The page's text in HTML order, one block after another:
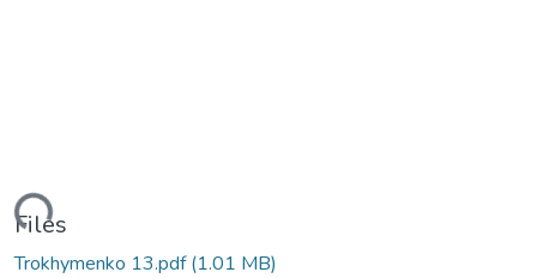
Files
Trokhymenko 13.pdf(1.01 MB)